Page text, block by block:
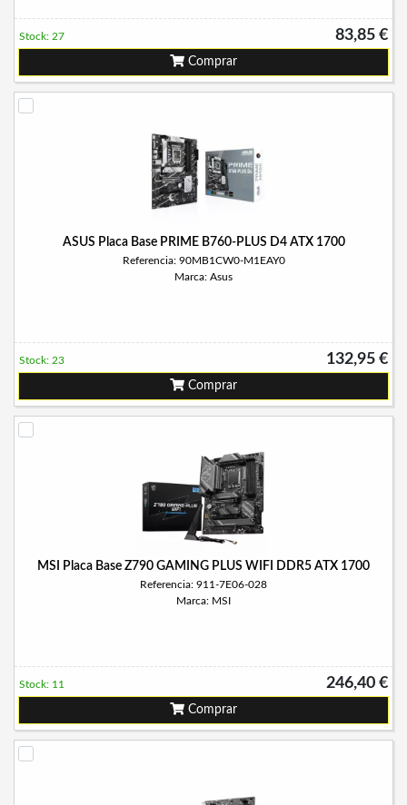
83,85 €
Stock: 27
Comprar
ASUS Placa Base PRIME B760-PLUS D4 ATX 1700
Referencia: 90MB1CW0-M1EAY0
Marca: Asus
132,95 €
Stock: 23
Comprar
MSI Placa Base Z790 GAMING PLUS WIFI DDR5 ATX 1700
Referencia: 911-7E06-028
Marca: MSI
246,40 €
Stock: 11
Comprar